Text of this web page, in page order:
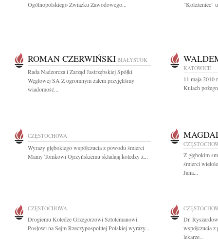
Ogólnopolskiego Związku Zawodowego...
"Koleżeniec"
ROMAN CZERWIŃSKI BIAŁYSTOK
Rada Nadzorcza i Zarząd Jastrzębskiej Spółki
Węglowej SA Z ogromnym żalem przyjęliśmy
wiadomość...
KATOWICE
11 maja 2010
Kulach
CZĘSTOCHOWA
Wyrazy głębokiego współczucia z powodu śmierci
Mamy Tomkowi Ojrzyńskiemu składają koledzy z...
Z głębokim
śmierci
Jana...
CZĘSTOCHOWA
Drogiemu Koledze Grzegorzowi Sztolcmanowi
Posłowi na Sejm Rzeczypospolitej Polskiej wyrazy...
Dr.
współczucia
lekarze...